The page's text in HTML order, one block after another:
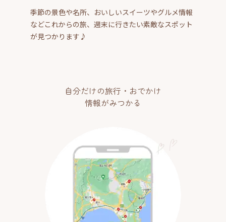
季節の景色や名所、おいしいスイーツやグルメ情報
などこれからの旅、週末に行きたい素敵なスポット
が見つかります♪
自分だけの旅行・おでかけ
情報がみつかる